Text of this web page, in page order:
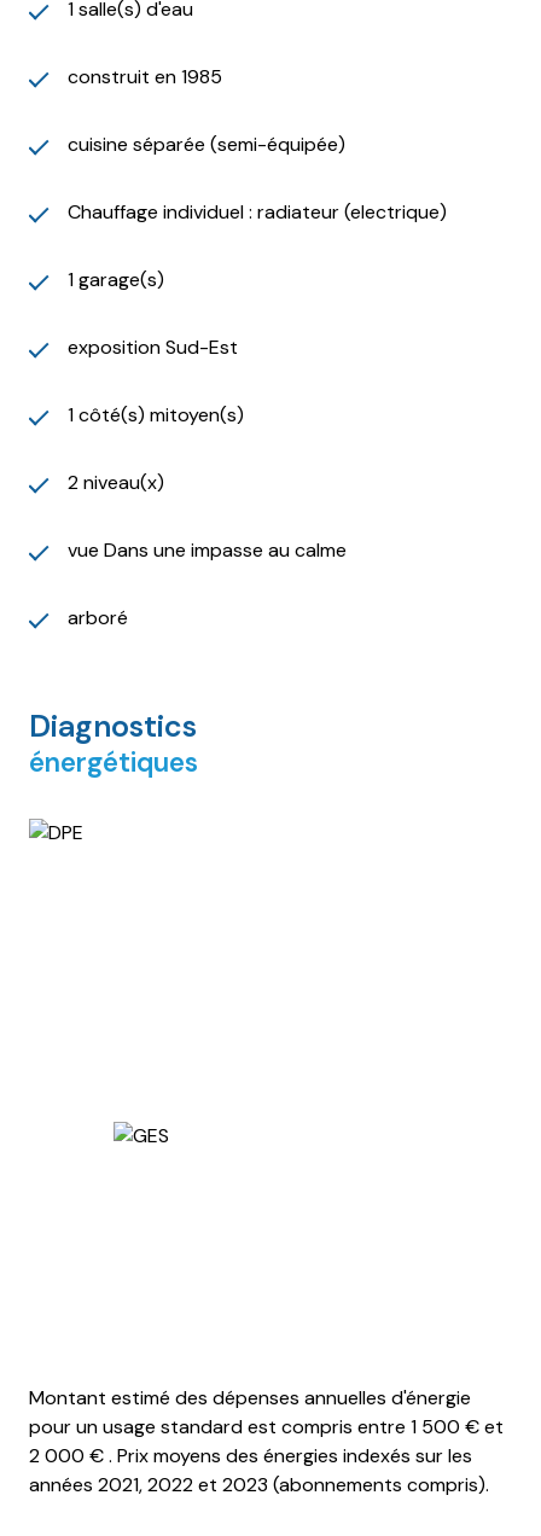
1 salle(s) d'eau
construit en 1985
cuisine séparée (semi-équipée)
Chauffage individuel : radiateur (electrique)
1 garage(s)
exposition Sud-Est
1 côté(s) mitoyen(s)
2 niveau(x)
vue Dans une impasse au calme
arboré
Diagnostics
énergétiques
Montant estimé des dépenses annuelles d'énergie
pour un usage standard est compris entre 1 500 € et
2 000 € . Prix moyens des énergies indexés sur les
années 2021, 2022 et 2023 (abonnements compris).